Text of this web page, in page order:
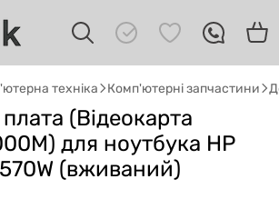
техніка Комп'ютерні запчастини
(Відеокарта
для ноутбука HP
(вживаний)
техніки
Я Gazik AI — допоможу
вживану комп'ютерну техніку.